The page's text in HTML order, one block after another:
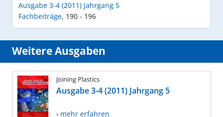
Ausgabe 3-4 (2011) Jahrgang 5
Fachbeiträge, 190 - 196
Weitere Ausgaben
Joining Plastics
Ausgabe 3-4 (2011) Jahrgang 5
› mehr erfahren